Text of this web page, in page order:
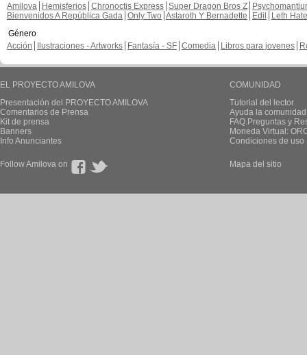
Amilova
Hemisferios Chronoctis Express Super Dragon Bros Z
Bienvenidos A República Gada Only Two Astaroth Y Bernadette Edil
Leth Hate
Género
Acción
Ilustraciones - Artworks Fantasía - SF Comedia Libros para jovenes
EL PROYECTO AMILOVA
Presentación del PROYECTO AMILOVA
Comentarios de Prensa
Kit de prensa
Banners
Info Anunciantes
COMUNIDAD
Tutorial del lector
Ayuda la
FAQ.Preguntas y
Moneda Virtual:
Condiciones de uso
Follow Amilova on Mapa del sitio